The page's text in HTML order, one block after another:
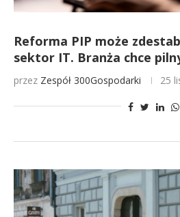
Reforma PIP może
sektor IT. Branża chce
przez Zespół 300Gospodarki 25